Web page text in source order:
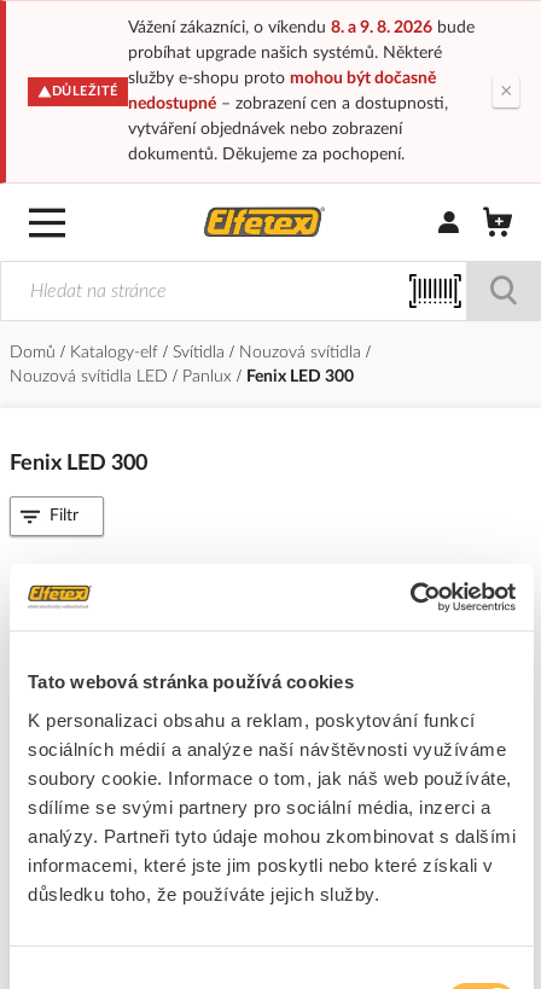
Tato webová stránka používá cookies
K personalizaci obsahu a reklam, poskytování funkcí
sociálních médií a analýze naší návštěvnosti využíváme
soubory cookie. Informace o tom, jak náš web používáte,
sdílíme se svými partnery pro sociální média, inzerci a
analýzy. Partneři tyto údaje mohou zkombinovat s dalšími
informacemi, které jste jim poskytli nebo které získali v
důsledku toho, že používáte jejich služby.
DŮLEŽITÉ
Vážení zákazníci, o víkendu 8. a 9. 8. 2026bude
probíhat upgrade našich systémů. Některé
služby e-shopu proto mohou být dočasně
nedostupné– zobrazení cen a dostupnosti,
vytváření objednávek nebo zobrazení
dokumentů. Děkujeme za pochopení.
×
Přihlásit/
Domů Katalogy-elf Svítidla
Nouzová svítidla
Nouzová svítidla LED
Panlux Fenix LED 300
Fenix LED 300
1 položka
PANLUX Svítidlo LED FENIX 5W 300lm 6000K 3h
nouzové IP65
Kód ELFETEX
11.354.629
EAN
8595216625175
Značka
PANLUX
Cena s DPH
ks do košíku
Filtr